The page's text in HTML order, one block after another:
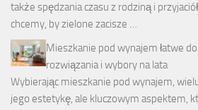
także spędzania czasu z rodziną i
chcemy, by zielone zacisze …
Mieszkanie pod wynajem łatwe
rozwiązania i wybory na lata
Wybierając mieszkanie pod wynajem,
jego estetykę, ale kluczowym aspektem,